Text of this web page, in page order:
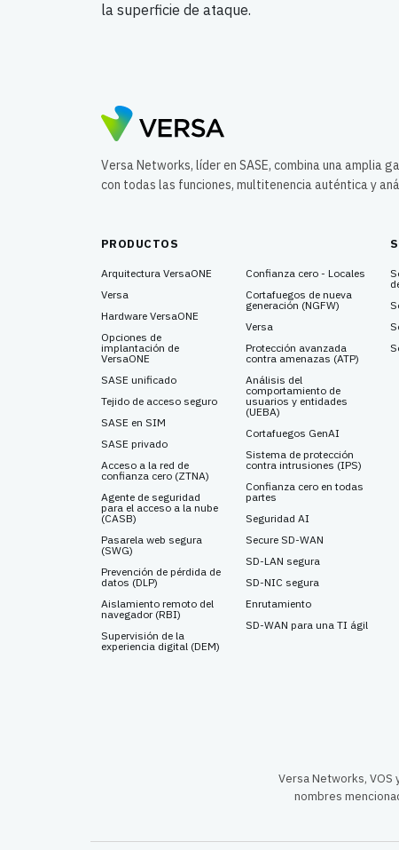
la superficie de ataque.
Versa Networks, líder en SASE, combina una amplia
con todas las funciones, multitenencia auténtica y
PRODUCTOS
Arquitectura VersaONE
Versa
Hardware VersaONE
Opciones de
implantación de
VersaONE
SASE unificado
Tejido de acceso seguro
SASE en SIM
SASE privado
Acceso a la red de
confianza cero (ZTNA)
Agente de seguridad
para el acceso a la nube
(CASB)
Pasarela web segura
(SWG)
Prevención de pérdida de
datos (DLP)
Aislamiento remoto del
navegador (RBI)
Supervisión de la
experiencia digital (DEM)
Confianza cero - Locales
Cortafuegos de nueva
generación (NGFW)
Versa
Protección avanzada
contra amenazas (ATP)
Análisis del
comportamiento de
usuarios y entidades
(UEBA)
Cortafuegos GenAI
Sistema de protección
contra intrusiones (IPS)
Confianza cero en todas
partes
Seguridad AI
Secure SD-WAN
SD-LAN segura
SD-NIC segura
Enrutamiento
SD-WAN para una TI ágil
Versa Networks, VOS
nombres